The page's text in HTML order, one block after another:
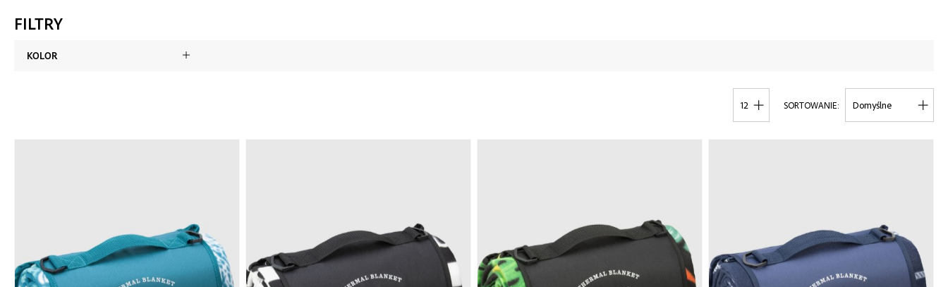
FILTRY
KOLOR
SORTOWANIE